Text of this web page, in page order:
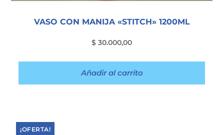
VASO CON MANIJA «STITCH» 1200ML
$ 30.000,00
Añadir al carrito
¡OFERTA!